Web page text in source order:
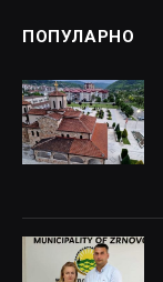
ПОПУЛАРНО